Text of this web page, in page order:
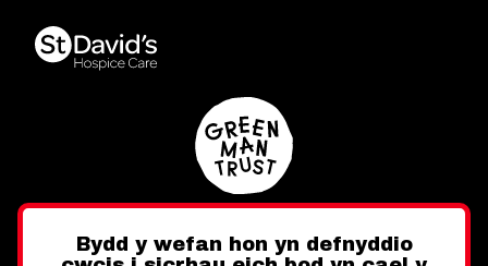
Bydd y wefan hon yn defnyddio